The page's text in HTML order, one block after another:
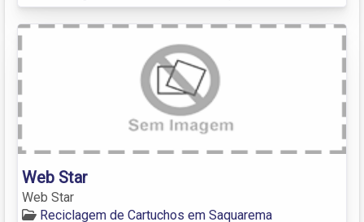
Web Star
Web Star
Reciclagem de Cartuchos em Saquarema